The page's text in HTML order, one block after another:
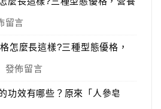
留言
怎麼長這樣?三種型態優格，
發佈留言
功效有哪些？原來「人參皂